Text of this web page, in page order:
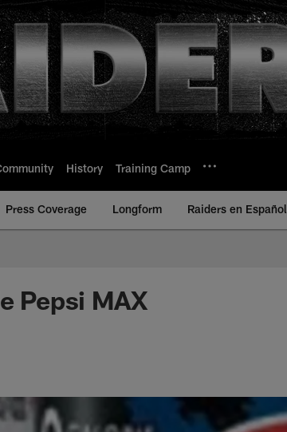
History Training Camp
Press Coverage Longform Raiders en Español
Pepsi MAX